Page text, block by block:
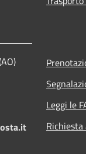
Leggi le